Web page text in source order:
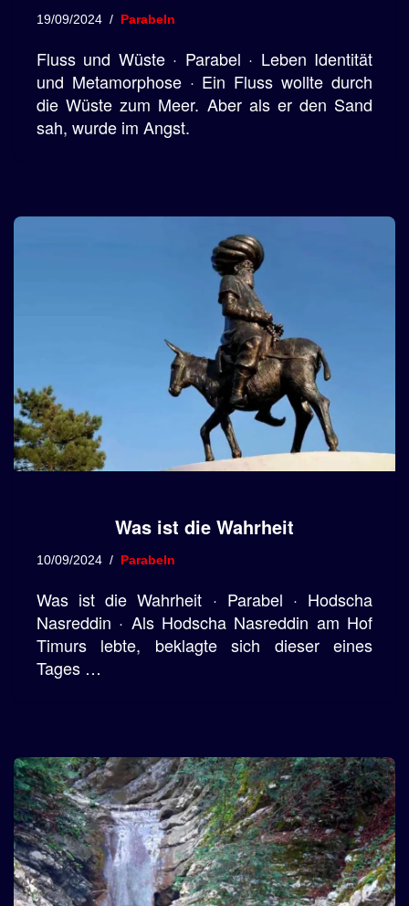
19/09/2024 Parabeln
Fluss und Wüste · Parabel · Leben Identität
und Metamorphose · Ein Fluss wollte durch
die Wüste zum Meer. Aber als er den Sand
sah, wurde im Angst.
Was ist die Wahrheit
10/09/2024 Parabeln
Was ist die Wahrheit · Parabel · Hodscha
Nasreddin · Als Hodscha Nasreddin am Hof
Timurs lebte, beklagte sich dieser eines
Tages …